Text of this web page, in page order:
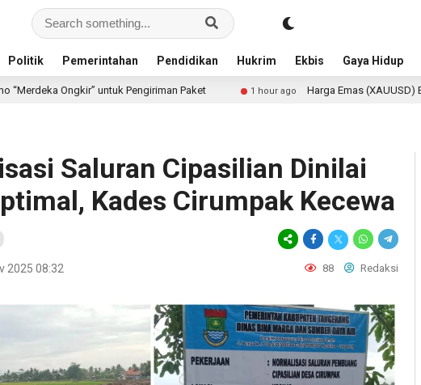
Politik Pemerintahan Pendidikan Hukrim Ekbis Gaya Hidup
Pengiriman Paket 1 hour ago Harga Emas (XAUUSD) Berpotensi Menguat
Saluran Cipasilian Dinilai
Kades Cirumpak Kecewa
2025 08:32 88 Redaksi